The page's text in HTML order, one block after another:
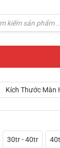
Kích Thước Màn
30tr - 40tr